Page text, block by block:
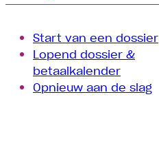
Start van een dossier
Lopend dossier &
betaalkalender
Opnieuw aan de slag